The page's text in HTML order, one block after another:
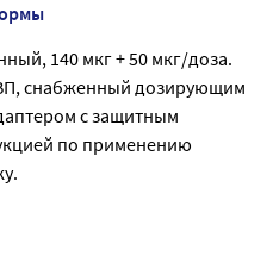
140 мкг + 50 мкг/доза.
снабженный дозирующим
с защитным
по применению